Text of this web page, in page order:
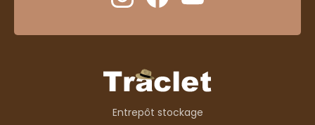
Entrepôt stockage